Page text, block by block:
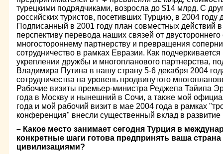
турецкими подрядчиками, возросла до $14 млрд. С
российских туристов, посетивших Турцию, в 2004 году
Подписанный в 2001 году план совместных действий
перспективу перевода наших связей от двустороннего
многостороннему партнерству и превращения
сотрудничество в рамках Евразии. Как
укреплении дружбы и многопланового партнерства,
Владимира Путина в нашу страну 5-6 декабря 2004
сотрудничества на уровень продвинутого
Рабочие визиты премьер-министра Реджепа Тайипа
года в Москву и нынешний в Сочи, а также мой
года и мой рабочий визит в мае 2004 года в рамках
конференция" внесли существенный вклад в
– Какое место занимает сегодня Турция в
конкретные шаги готова предпринять ваша
цивилизациями?